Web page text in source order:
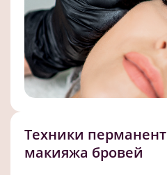
Техники
макияжа бровей